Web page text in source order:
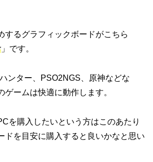
するグラフィックボードがこちら
」です。
ンター、PSO2NGS、原神などな
ゲームは快適に動作します。
を購入したいという方はこのあたり
ドを目安に購入すると良いかなと思い